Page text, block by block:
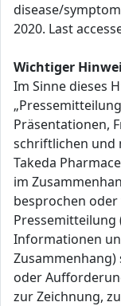
disease/
2020. Last
Wichtiger
Im Sinne dieses
Präsentationen,
schriftlichen und
Takeda
im
besprochen
Pressemitteilung
Informationen
oder
zur Zeichnung,